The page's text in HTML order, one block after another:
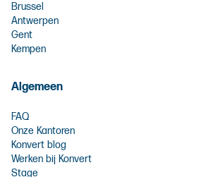
Brussel
Antwerpen
Gent
Kempen
Algemeen
FAQ
Onze Kantoren
Konvert blog
Werken bij Konvert
Stage